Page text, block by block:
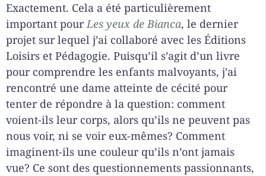
Exactement. Cela a été particulièrement
important pourLes yeux de Bianca, le dernier
projet sur lequel j’ai collaboré avec les Éditions
Loisirs et Pédagogie. Puisqu’il s’agit d’un livre
pour comprendre les enfants malvoyants, j’ai
rencontré une dame atteinte de cécité pour
tenter de répondre à la question: comment
voient-ils leur corps, alors qu’ils ne peuvent pas
nous voir, ni se voir eux-mêmes? Comment
imaginent-ils une couleur qu’ils n’ont jamais
vue? Ce sont des questionnements passionnants,